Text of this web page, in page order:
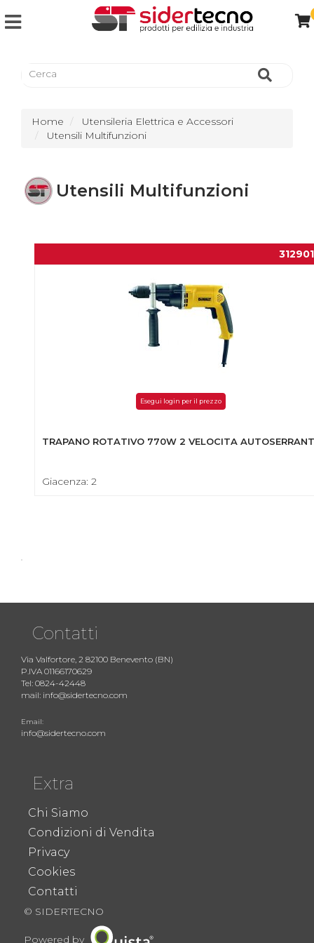
Home
Utensileria Elettrica e Accessori
Utensili Multifunzioni
Utensili Multifunzioni
Esegui login per il prezzo
TRAPANO ROTATIVO 770W 2 VELOCITA
Giacenza: 2
Contatti
Via Valfortore, 2 82100 Benevento (BN)
P.IVA 01166170629
Tel: 0824-42448
mail: info@sidertecno.com
Email:
info@sidertecno.com
Extra
Chi Siamo
Condizioni di Vendita
Privacy
Cookies
Contatti
© SIDERTECNO
Powered by